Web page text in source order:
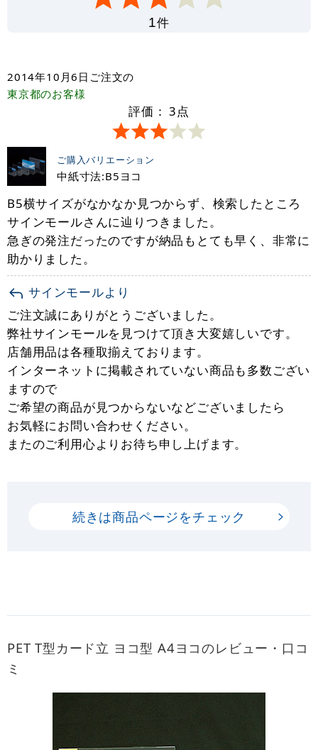
1件
2014年10月6日 ご注文の
東京都のお客様
評価： 3点
ご購入バリエーション
中紙寸法:B5ヨコ
B5横サイズがなかなか見つからず、検索したところ
サインモールさんに辿りつきました。
急ぎの発注だったのですが納品もとても早く、非常に
助かりました。
サインモールより
ご注文誠にありがとうございました。
弊社サインモールを見つけて頂き大変嬉しいです。
店舗用品は各種取揃えております。
インターネットに掲載されていない商品も多数ござい
ますので
ご希望の商品が見つからないなどございましたら
お気軽にお問い合わせください。
またのご利用心よりお待ち申し上げます。
続きは商品ページをチェック
PET T型カード立 ヨコ型 A4ヨコのレビュー・口コ
ミ